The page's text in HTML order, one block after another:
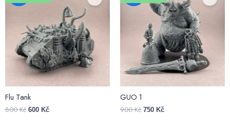
Flu Tank
800Kč 600 Kč
GUO 1
900Kč 750 Kč